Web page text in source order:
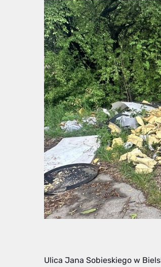
Ulica Jana Sobieskiego w